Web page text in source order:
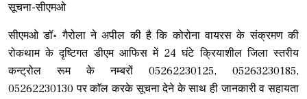
सूचना-सीएमओ
सीएमओ डॉ॰ गैरोला ने अपील की है कि कोरोना वायरस के संक्रमण की
रोकथाम के दृष्टिगत डीएम आफिस में 24 घंटे क्रियाशील जिला स्तरीय
कन्ट्रोल रूम के नम्बरों 05262230125, 05263230185,
05262230130 पर काॅल करके सूचना देने के साथ ही जानकारी व सहायता